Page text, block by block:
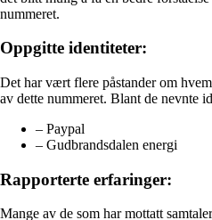
nummeret.
Oppgitte identiteter:
Det har vært flere påstander om
av dette nummeret. Blant de nevnte
– Paypal
– Gudbrandsdalen energi
Rapporterte erfaringer:
Mange av de som har mottatt